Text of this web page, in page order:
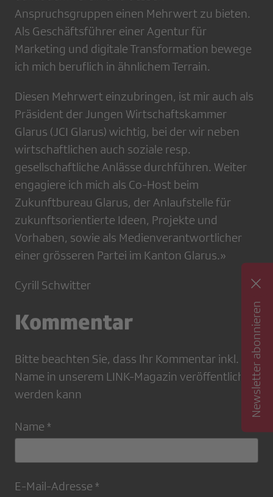
Anspruchsgruppen einen Mehrwert zu bieten.
Als Geschäftsführer einer Agentur für
Marketing und digitale Transformation bewege
ich mich beruflich in ähnlichem Terrain.
Diesen Mehrwert einzubringen, ist mir auch als
Präsident der Jungen Wirtschaftskammer
Glarus (JCI Glarus) wichtig, bei der wir neben
wirtschaftlichen auch soziale resp.
gesellschaftliche Anlässe durchführen. Weiter
engagiere ich mich als Co-Host beim
Zukunftbureau Glarus, der Anlaufstelle für
zukunftsorientierte Ideen, Projekte und
Vorhaben, sowie als Medienverantwortlicher
einer grösseren Partei im Kanton Glarus.»
Cyrill Schwitter
Kommentar
Bitte beachten Sie, dass Ihr Kommentar inkl.
Name in unserem LINK-Magazin veröffentlicht
werden kann
Name *
E-Mail-Adresse *
Newsletter abonnieren